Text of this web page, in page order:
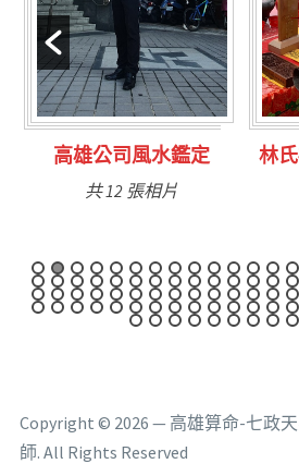
林氏福主量子生基造命
共 6 張相片
Copyright © 2026 — 高雄算命-七政
師. All Rights Reserved